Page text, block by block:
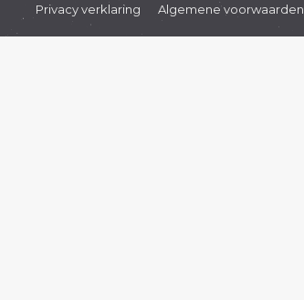
Privacy verklaring Algemene voorwaarden